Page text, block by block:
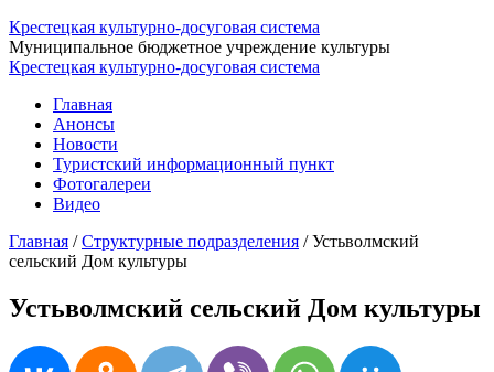
Крестецкая культурно-досуговая система
Муниципальное бюджетное учреждение культуры
Крестецкая культурно-досуговая система
Главная
Анонсы
Новости
Туристский информационный пункт
Фотогалереи
Видео
Главная /Структурные подразделения /Устьволмский
сельский Дом культуры
Устьволмский сельский Дом культуры